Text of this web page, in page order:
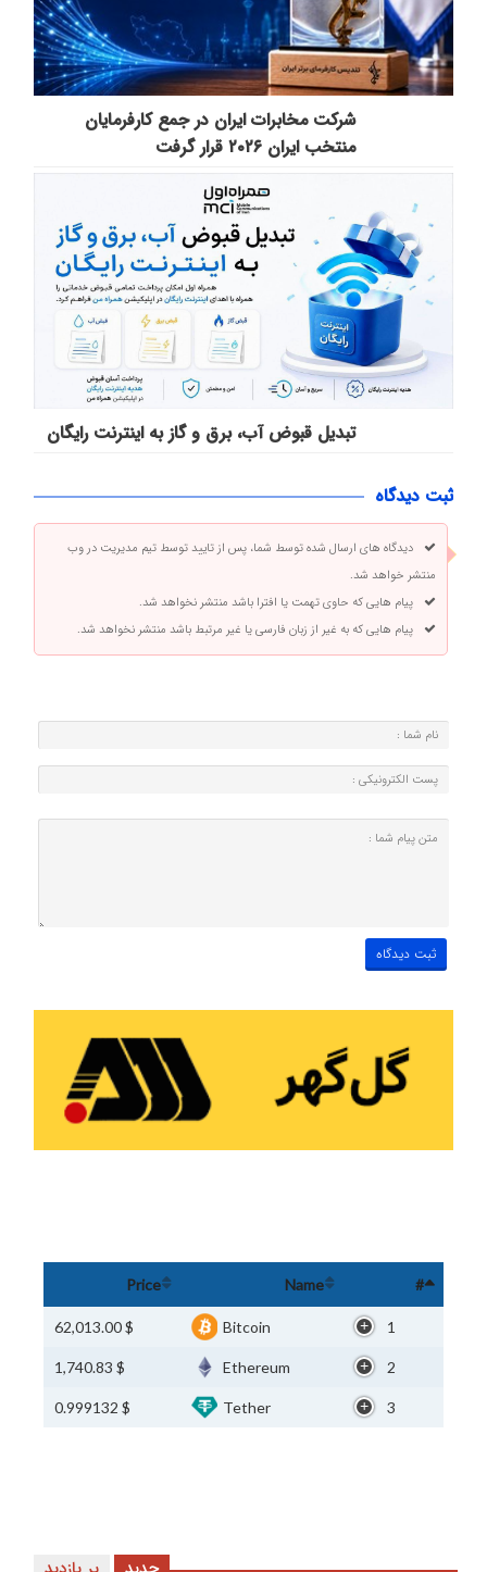
شرکت مخابرات ایران در جمع کارفرمایان
منتخب ایران ۲۰۲۶ قرار گرفت
تبدیل قبوض آب، برق و گاز به اینترنت رایگان
ثبت دیدگاه
دیدگاه های ارسال شده توسط شما، پس از تایید توسط تیم مدیریت در وب
منتشر خواهد شد.
پیام هایی که حاوی تهمت یا افترا باشد منتشر نخواهد شد.
پیام هایی که به غیر از زبان فارسی یا غیر مرتبط باشد منتشر نخواهد شد.
#
Name
Price
1
Bitcoin
$ 62,013.00
2
Ethereum
$ 1,740.83
3
Tether
$ 0.999132